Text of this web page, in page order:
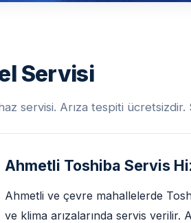
Servisi
servisi. Arıza tespiti
Ahmetli Toshiba Servis
Ahmetli ve çevre mahallelerde
ve klima arızalarında servis